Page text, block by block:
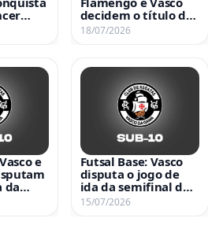
do
decidem o título do
Carioca Sub-11
18/07/2026
e
da
Futsal Base: Vasco
disputa o jogo de
ida da semifinal do
Carioca Sub-10
15/07/2026